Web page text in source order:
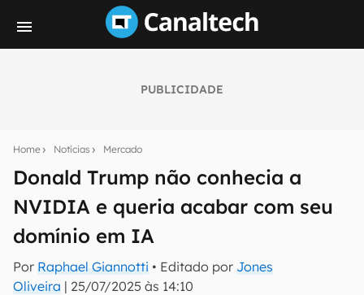
PUBLICIDADE
Home Notícias Mercado
Donald Trump não conhecia a
NVIDIA e queria acabar com seu
domínio em IA
Por Raphael Giannotti • Editado por Jones
Oliveira | 25/07/2025 às 14:10
notícias e reviews sobre tecnologia em primeira
mão.
E-mail
inscreva-se